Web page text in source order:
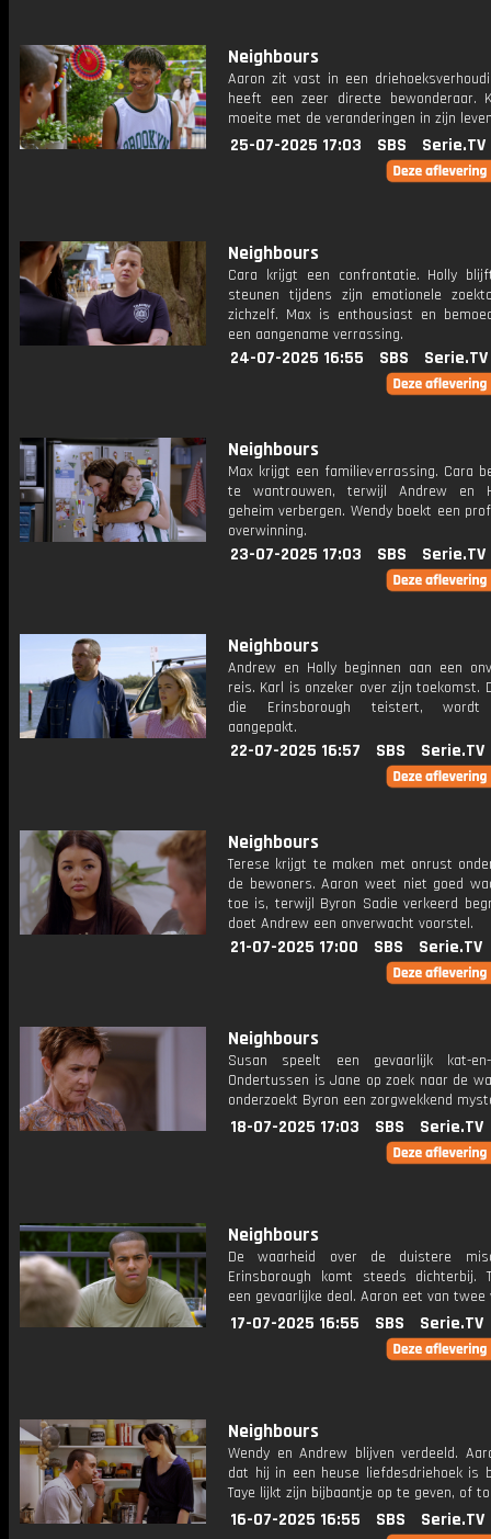
Neighbours
Aaron zit vast in een
heeft een zeer directe bewonderaar.
moeite met de veranderingen in zijn
25-07-2025 17:03 SBS Serie.TV
Neighbours
Cara krijgt een confrontatie. Holly
steunen tijdens zijn emotionele
zichzelf. Max is enthousiast en
een aangename verrassing.
24-07-2025 16:55 SBS Serie.TV
Neighbours
Max krijgt een familieverrassing. Cara
te wantrouwen, terwijl Andrew en
geheim verbergen. Wendy boekt een
overwinning.
23-07-2025 17:03 SBS Serie.TV
Neighbours
Andrew en Holly beginnen aan een
reis. Karl is onzeker over zijn toekomst.
die Erinsborough teistert, wordt
aangepakt.
22-07-2025 16:57 SBS Serie.TV
Neighbours
Terese krijgt te maken met onrust
de bewoners. Aaron weet niet goed
toe is, terwijl Byron Sadie verkeerd
doet Andrew een onverwacht voorstel.
21-07-2025 17:00 SBS Serie.TV
Neighbours
Susan speelt een gevaarlijk kat-en-
Ondertussen is Jane op zoek naar de
onderzoekt Byron een zorgwekkend
18-07-2025 17:03 SBS Serie.TV
Neighbours
De waarheid over de duistere
Erinsborough komt steeds dichterbij.
een gevaarlijke deal. Aaron eet van
17-07-2025 16:55 SBS Serie.TV
Neighbours
Wendy en Andrew blijven verdeeld.
dat hij in een heuse liefdesdriehoek is
Taye lijkt zijn bijbaantje op te geven, of
16-07-2025 16:55 SBS Serie.TV